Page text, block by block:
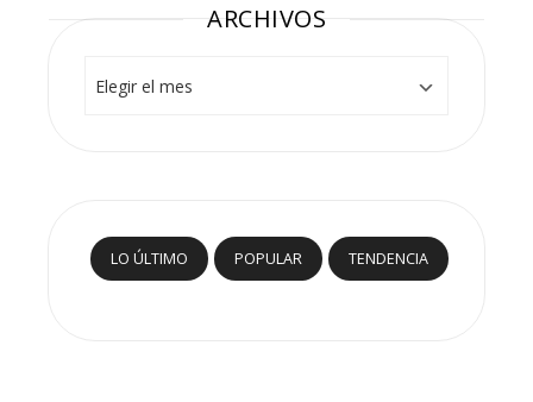
ARCHIVOS
LO ÚLTIMO POPULAR TENDENCIA